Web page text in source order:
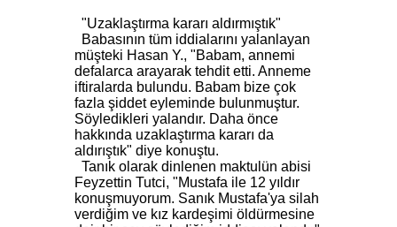
"Uzaklaştırma kararı aldırmıştık"
Babasının tüm iddialarını yalanlayan
müşteki Hasan Y., "Babam, annemi
defalarca arayarak tehdit etti. Anneme
iftiralarda bulundu. Babam bize çok
fazla şiddet eyleminde bulunmuştur.
Söyledikleri yalandır. Daha önce
hakkında uzaklaştırma kararı da
aldırıştık" diye konuştu.
Tanık olarak dinlenen maktulün abisi
Feyzettin Tutci, "Mustafa ile 12 yıldır
konuşmuyorum. Sanık Mustafa'ya silah
verdiğim ve kız kardeşimi öldürmesine